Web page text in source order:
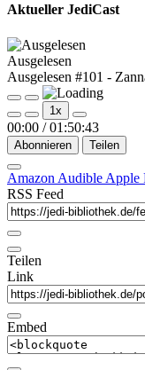
Aktueller JediCast
Ausgelesen
Ausgelesen #101 -
Play
Episode
Pause
Episode
1x
00:00 / 01:50:43
Abonnieren Teilen
Amazon Audible Apple
RSS Feed
Teilen
Link
Embed